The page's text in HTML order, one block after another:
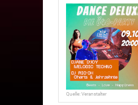
Quelle: Veranstalter